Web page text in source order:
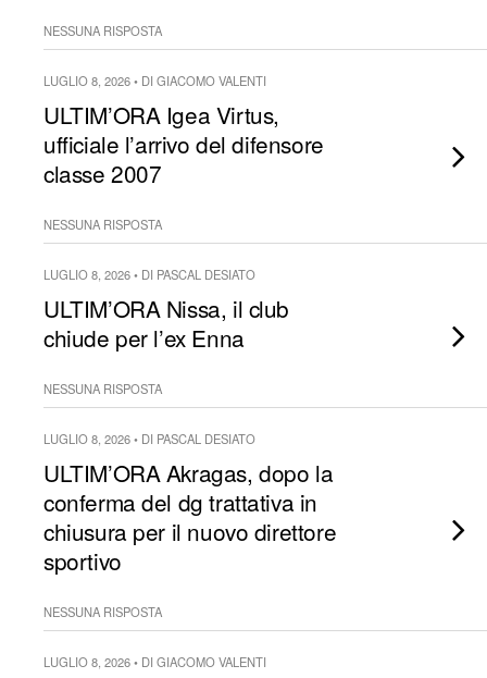
NESSUNA RISPOSTA
LUGLIO 8, 2026 • DI GIACOMO VALENTI
ULTIM’ORA Igea Virtus,
ufficiale l’arrivo del difensore
classe 2007
NESSUNA RISPOSTA
LUGLIO 8, 2026 • DI PASCAL DESIATO
ULTIM’ORA Nissa, il club
chiude per l’ex Enna
NESSUNA RISPOSTA
LUGLIO 8, 2026 • DI PASCAL DESIATO
ULTIM’ORA Akragas, dopo la
conferma del dg trattativa in
chiusura per il nuovo direttore
sportivo
NESSUNA RISPOSTA
LUGLIO 8, 2026 • DI GIACOMO VALENTI